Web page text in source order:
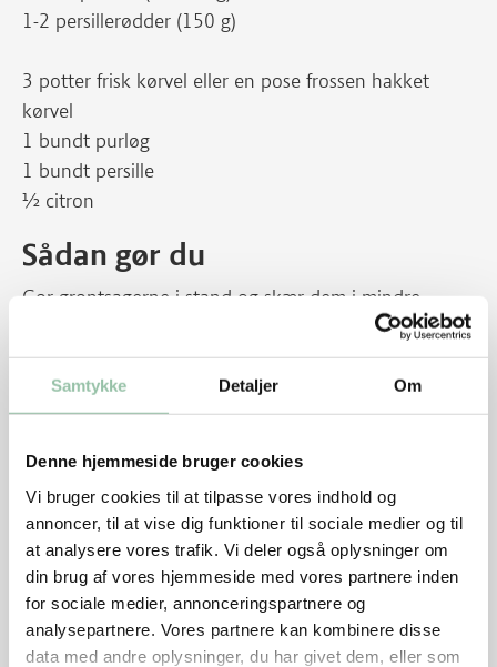
Samtykke Detaljer Om
Denne hjemmeside bruger cookies
Vi bruger cookies til at tilpasse vores indhold og
annoncer, til at vise dig funktioner til sociale medier og til
at analysere vores trafik. Vi deler også oplysninger om
din brug af vores hjemmeside med vores partnere inden
for sociale medier, annonceringspartnere og
analysepartnere. Vores partnere kan kombinere disse
data med andre oplysninger, du har givet dem, eller som
1-2 persillerødder (150 g)
3 potter frisk kørvel eller en pose frossen hakket
kørvel
1 bundt purløg
1 bundt persille
½ citron
Sådan gør du
Gør grøntsagerne i stand og skær dem i mindre
Læg kødet i en stor gryde og hæld koldt vand ved til
det dækker rigeligt.
Bring gryden i kog og skum omhyggeligt.
Skru helt ned og lad kalvebrystet simre i 1½-2 timer.
Eller til det er så mørt, at man meget let kan stikke en
stegegaffel igennem det.
Tag kødet op og lad det køle af. Skær ca. ⅓ af stykket
og læg dette stykke tilbage i gryden. Kog yderligere